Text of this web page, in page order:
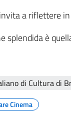
a riflettere
splendida è
di Cultura di
Cinema